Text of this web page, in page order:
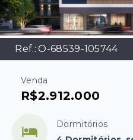
Ref.:O-68539-105744
Venda
R$2.912.000
Dormitórios